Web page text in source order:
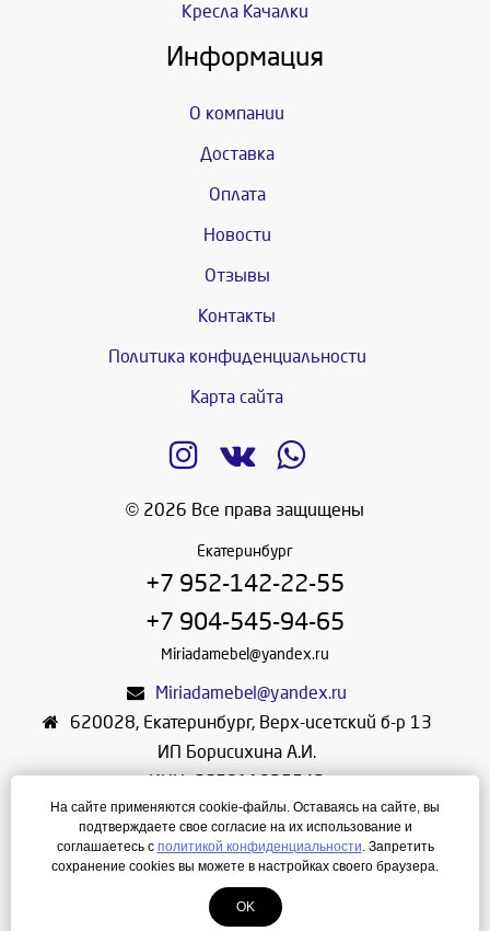
Кресла Качалки
Информация
О компании
Доставка
Оплата
Новости
Отзывы
Контакты
Политика конфиденциальности
Карта сайта
© 2026 Все права защищены
Екатеринбург
+7 952-142-22-55
+7 904-545-94-65
Miriadamebel@yandex.ru
Miriadamebel@yandex.ru
620028, Екатеринбург, Верх-исетский б-р 13
ИП Борисихина А.И.
ИНН: 665811825542
ОГРНИП: 312665804600057
Режим работы: Ежедневно с 10-30 до 19-30
На сайте применяются cookie-файлы. Оставаясь на сайте, вы
подтверждаете свое согласие на их использование и
соглашаетесь с политикой конфиденциальности. Запретить
сохранение cookies вы можете в настройках своего браузера.
OK